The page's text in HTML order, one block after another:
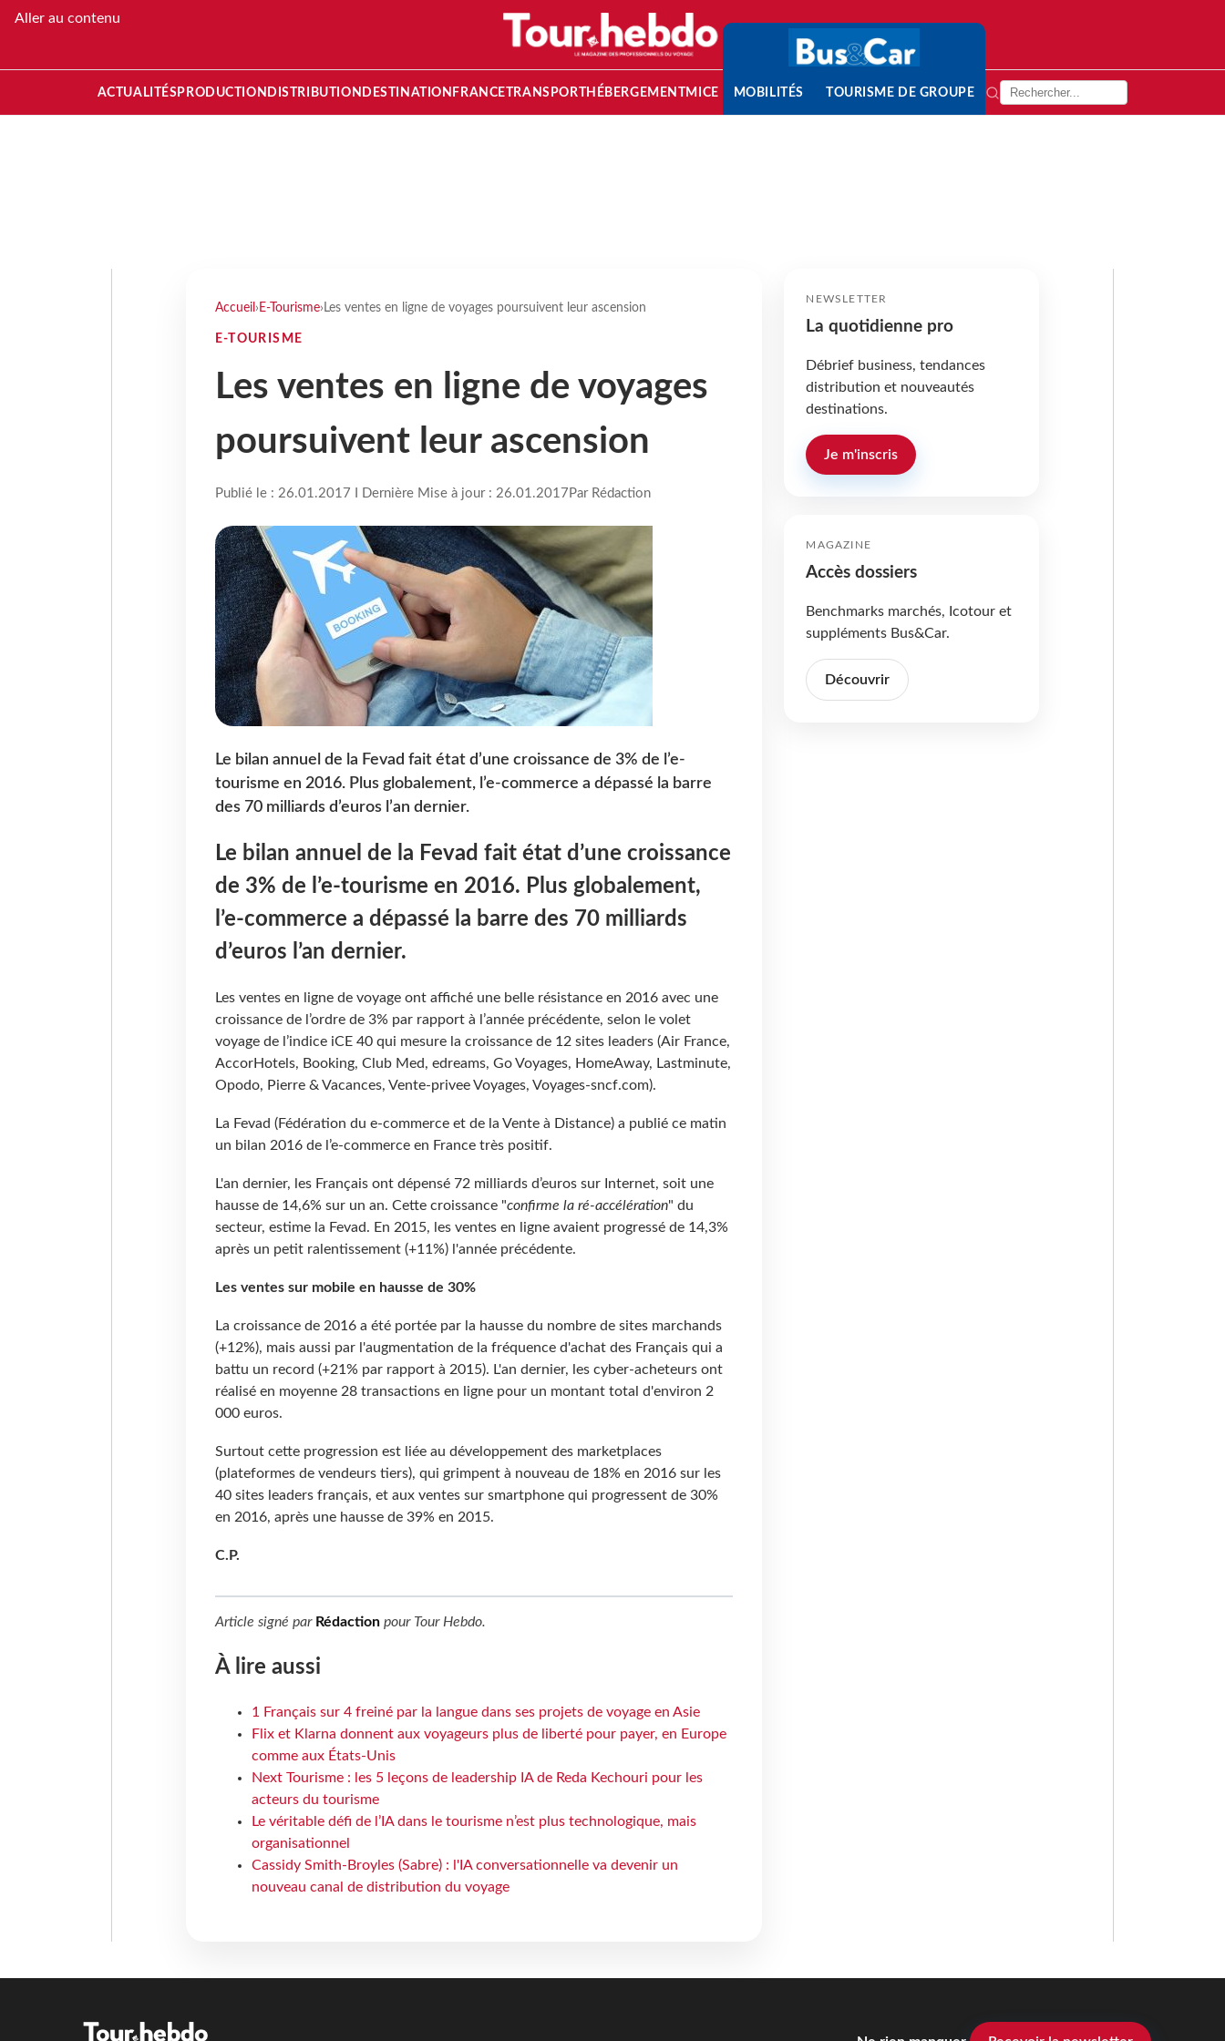
Aller au contenu
ACTUALITÉS PRODUCTION DISTRIBUTION DESTINATION FRANCETRANSPORT HÉBERGEMENTMICE MOBILITÉS TOURISME DE GROUPE
Accueil › E-Tourisme› Les ventes en ligne de voyages poursuivent leur ascension
E-TOURISME
Les ventes en ligne de voyages
poursuivent leur ascension
Publié le : 26.01.2017 I Dernière Mise à jour : 26.01.2017 Par Rédaction
Le bilan annuel de la Fevad fait état d’une croissance de 3% de l’e-
tourisme en 2016. Plus globalement, l’e-commerce a dépassé la barre
des 70 milliards d’euros l’an dernier.
Le bilan annuel de la Fevad fait état d’une croissance
de 3% de l’e-tourisme en 2016. Plus globalement,
l’e-commerce a dépassé la barre des 70 milliards
d’euros l’an dernier.
Les ventes en ligne de voyage ont affiché une belle résistance en 2016 avec une
croissance de l’ordre de 3% par rapport à l’année précédente, selon le volet
voyage de l’indice iCE 40 qui mesure la croissance de 12 sites leaders (Air France,
AccorHotels, Booking, Club Med, edreams, Go Voyages, HomeAway, Lastminute,
Opodo, Pierre & Vacances, Vente-privee Voyages, Voyages-sncf.com).
La Fevad (Fédération du e-commerce et de la Vente à Distance) a publié ce matin
un bilan 2016 de l’e-commerce en France très positif.
L'an dernier, les Français ont dépensé 72 milliards d’euros sur Internet, soit une
hausse de 14,6% sur un an. Cette croissance "confirme la ré-accélération" du
secteur, estime la Fevad. En 2015, les ventes en ligne avaient progressé de 14,3%
après un petit ralentissement (+11%) l'année précédente.
Les ventes sur mobile en hausse de 30%
La croissance de 2016 a été portée par la hausse du nombre de sites marchands
(+12%), mais aussi par l'augmentation de la fréquence d'achat des Français qui a
battu un record (+21% par rapport à 2015). L'an dernier, les cyber-acheteurs ont
réalisé en moyenne 28 transactions en ligne pour un montant total d'environ 2
000 euros.
Surtout cette progression est liée au développement des marketplaces
(plateformes de vendeurs tiers), qui grimpent à nouveau de 18% en 2016 sur les
40 sites leaders français, et aux ventes sur smartphone qui progressent de 30%
en 2016, après une hausse de 39% en 2015.
C.P.
Article signé par Rédactionpour Tour Hebdo.
À lire aussi
1 Français sur 4 freiné par la langue dans ses projets de voyage en Asie
Flix et Klarna donnent aux voyageurs plus de liberté pour payer, en Europe
comme aux États-Unis
Next Tourisme : les 5 leçons de leadership IA de Reda Kechouri pour les
acteurs du tourisme
Le véritable défi de l’IA dans le tourisme n’est plus technologique, mais
organisationnel
Cassidy Smith-Broyles (Sabre) : l'IA conversationnelle va devenir un
nouveau canal de distribution du voyage
NEWSLETTER
La quotidienne pro
Débrief business, tendances
distribution et nouveautés
destinations.
Je m'inscris
MAGAZINE
Accès dossiers
Benchmarks marchés, Icotour et
suppléments Bus&Car.
Découvrir